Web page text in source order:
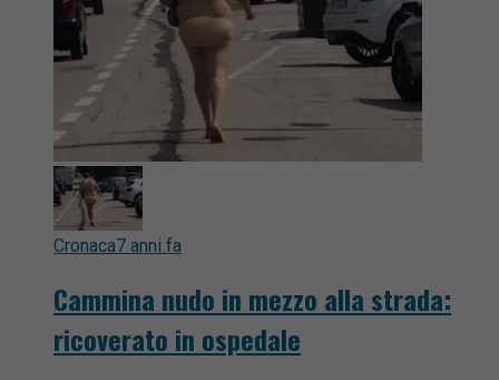
Cronaca7 anni fa
Cammina nudo in mezzo alla strada:
ricoverato in ospedale